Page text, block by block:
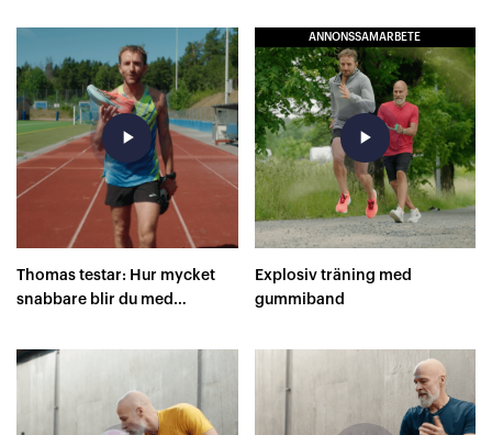
play_arrow
Thomas testar: Hur mycket
snabbare blir du med
ANNONSSAMARBETE
play_arrow
Explosiv träning med
gummiband